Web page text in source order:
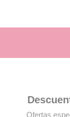
Ofertas